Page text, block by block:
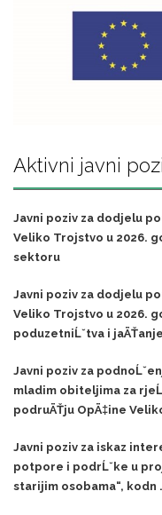
Aktivni javni
Javni poziv za dodjelu
Veliko Trojstvo u 2026.
sektoru
Javni poziv za dodjelu
Veliko Trojstvo u 2026.
poduzetniĹˇtva i
Javni poziv za
mladim obiteljima za
podruÄŤju OpÄ‡ine
Javni poziv za iskaz
potpore i podrĹˇke u
starijim osobama“, kodn